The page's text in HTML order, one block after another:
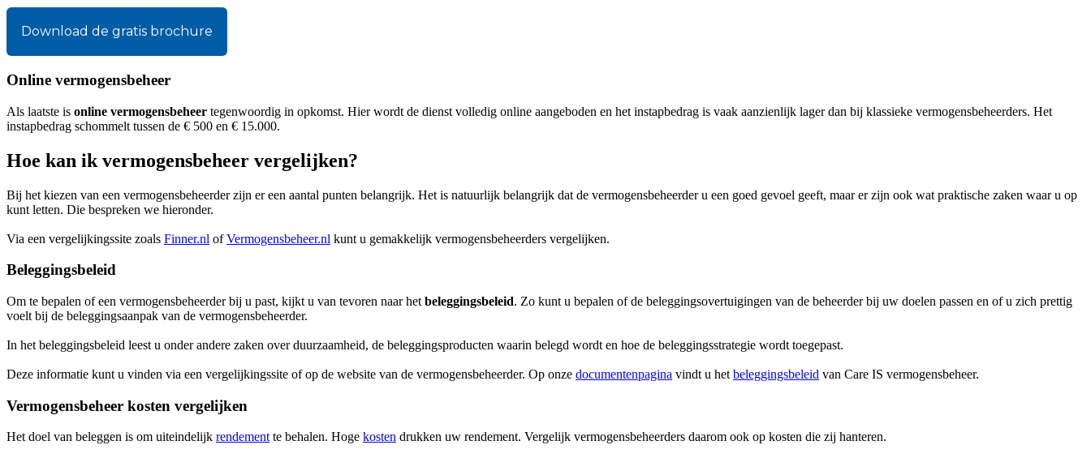
Download de gratis brochure
Online vermogensbeheer
Als laatste is online vermogensbeheer tegenwoordig in opkomst. Hier wordt de dienst volledig online aangeboden en het instapbedrag is vaak aanzienlijk lager dan bij klassieke vermogensbeheerders. Het
instapbedrag schommelt tussen de € 500 en € 15.000.
Hoe kan ik vermogensbeheer vergelijken?
Bij het kiezen van een vermogensbeheerder zijn er een aantal punten belangrijk. Het is natuurlijk belangrijk dat de vermogensbeheerder u een goed gevoel geeft, maar er zijn ook wat praktische zaken waar u op
kunt letten. Die bespreken we hieronder.
Via een vergelijkingssite zoals Finner.nl ofVermogensbeheer.nl kunt u gemakkelijk vermogensbeheerders vergelijken.
Beleggingsbeleid
Om te bepalen of een vermogensbeheerder bij u past, kijkt u van tevoren naar het beleggingsbeleid. Zo kunt u bepalen of de beleggingsovertuigingen van de beheerder bij uw doelen passen en of u zich prettig
voelt bij de beleggingsaanpak van de vermogensbeheerder.
In het beleggingsbeleid leest u onder andere zaken over duurzaamheid, de beleggingsproducten waarin belegd wordt en hoe de beleggingsstrategie wordt toegepast.
Deze informatie kunt u vinden via een vergelijkingssite of op de website van de vermogensbeheerder. Op onze documentenpagina vindt u het beleggingsbeleid van Care IS vermogensbeheer.
Vermogensbeheer kosten vergelijken
Het doel van beleggen is om uiteindelijk rendementte behalen. Hoge kosten drukken uw rendement. Vergelijk vermogensbeheerders daarom ook op kosten die zij hanteren.